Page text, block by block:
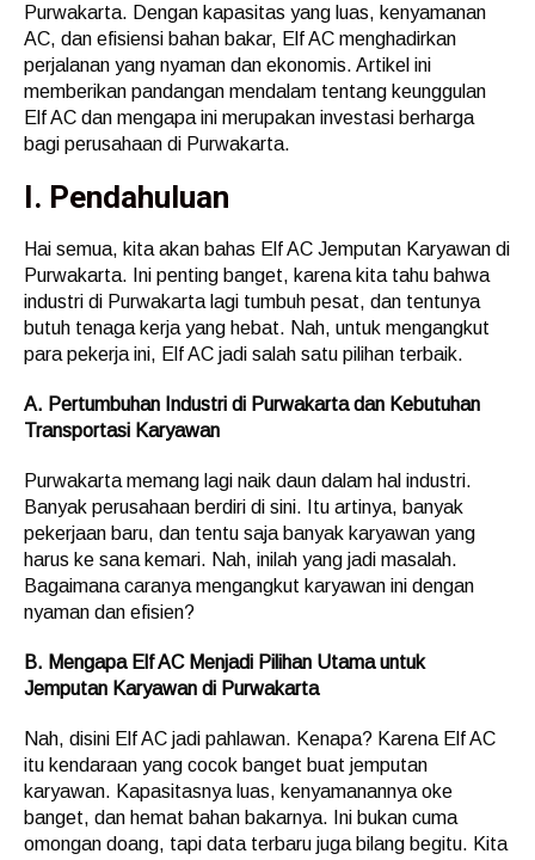
Purwakarta. Dengan kapasitas yang luas, kenyamanan
AC, dan efisiensi bahan bakar, Elf AC menghadirkan
perjalanan yang nyaman dan ekonomis. Artikel ini
memberikan pandangan mendalam tentang keunggulan
Elf AC dan mengapa ini merupakan investasi berharga
bagi perusahaan di Purwakarta.
I. Pendahuluan
Hai semua, kita akan bahas Elf AC Jemputan Karyawan di
Purwakarta. Ini penting banget, karena kita tahu bahwa
industri di Purwakarta lagi tumbuh pesat, dan tentunya
butuh tenaga kerja yang hebat. Nah, untuk mengangkut
para pekerja ini, Elf AC jadi salah satu pilihan terbaik.
A. Pertumbuhan Industri di Purwakarta dan Kebutuhan
Transportasi Karyawan
Purwakarta memang lagi naik daun dalam hal industri.
Banyak perusahaan berdiri di sini. Itu artinya, banyak
pekerjaan baru, dan tentu saja banyak karyawan yang
harus ke sana kemari. Nah, inilah yang jadi masalah.
Bagaimana caranya mengangkut karyawan ini dengan
nyaman dan efisien?
B. Mengapa Elf AC Menjadi Pilihan Utama untuk
Jemputan Karyawan di Purwakarta
Nah, disini Elf AC jadi pahlawan. Kenapa? Karena Elf AC
itu kendaraan yang cocok banget buat jemputan
karyawan. Kapasitasnya luas, kenyamanannya oke
banget, dan hemat bahan bakarnya. Ini bukan cuma
omongan doang, tapi data terbaru juga bilang begitu. Kita